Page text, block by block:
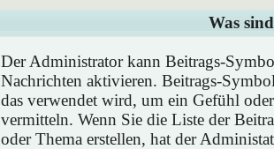
Was
Der Administrator kann Beitrags-
Nachrichten aktivieren. Beitrags-
das verwendet wird, um ein Gefühl
vermitteln. Wenn Sie die Liste der
oder Thema erstellen, hat der